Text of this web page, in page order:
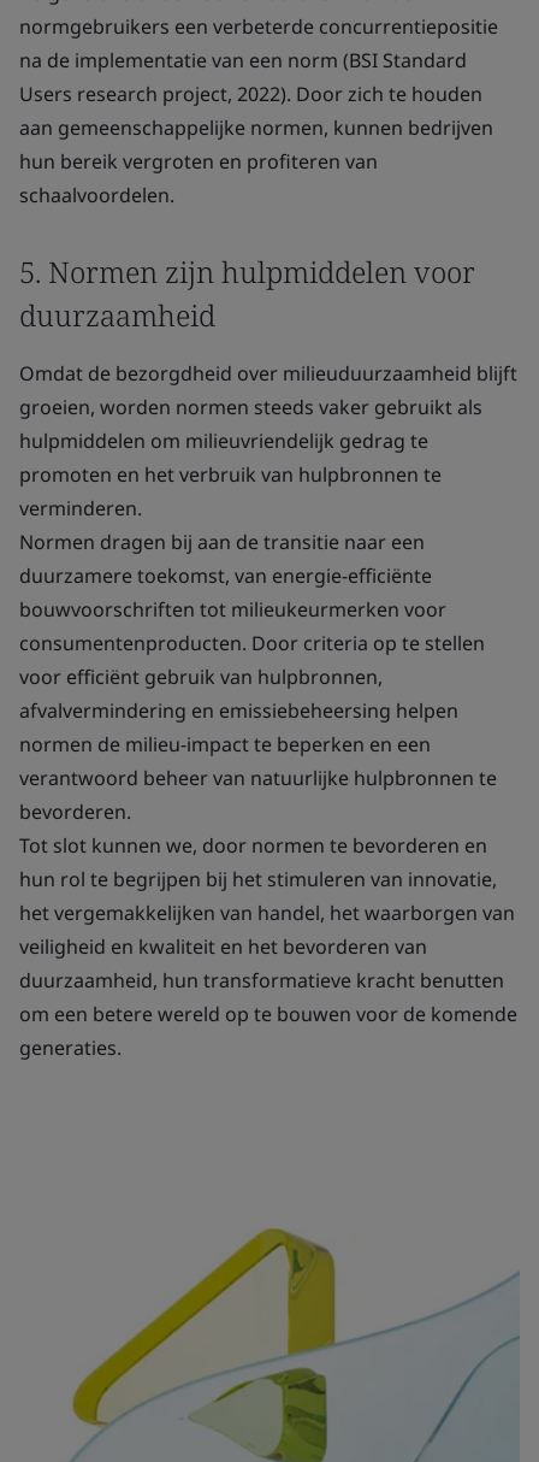
normgebruikers een verbeterde concurrentiepositie
na de implementatie van een norm (BSI Standard
Users research project, 2022). Door zich te houden
aan gemeenschappelijke normen, kunnen bedrijven
hun bereik vergroten en profiteren van
schaalvoordelen.
5. Normen zijn hulpmiddelen voor
duurzaamheid
Omdat de bezorgdheid over milieuduurzaamheid blijft
groeien, worden normen steeds vaker gebruikt als
hulpmiddelen om milieuvriendelijk gedrag te
promoten en het verbruik van hulpbronnen te
verminderen.
Normen dragen bij aan de transitie naar een
duurzamere toekomst, van energie-efficiënte
bouwvoorschriften tot milieukeurmerken voor
consumentenproducten. Door criteria op te stellen
voor efficiënt gebruik van hulpbronnen,
afvalvermindering en emissiebeheersing helpen
normen de milieu-impact te beperken en een
verantwoord beheer van natuurlijke hulpbronnen te
bevorderen.
Tot slot kunnen we, door normen te bevorderen en
hun rol te begrijpen bij het stimuleren van innovatie,
het vergemakkelijken van handel, het waarborgen van
veiligheid en kwaliteit en het bevorderen van
duurzaamheid, hun transformatieve kracht benutten
om een betere wereld op te bouwen voor de komende
generaties.